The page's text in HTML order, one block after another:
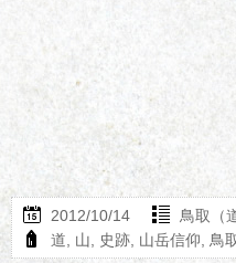
2012/10/14 鳥取（
道
山 史跡 山岳信仰 鳥